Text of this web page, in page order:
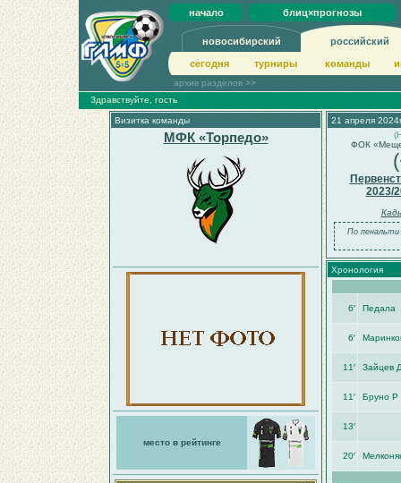
начало блиц×прогнозы
новосибирский российский
сегодня турниры команды
архив разделов >>
Здравствуйте, гость
Визитка команды
МФК «Торпедо»
место в рейтинге
21 апреля
ФОК
2023/
По пенальти
Хронология
6′ Педала
6′
11′ Зайцев
11′ Бруно Р
13′
20′